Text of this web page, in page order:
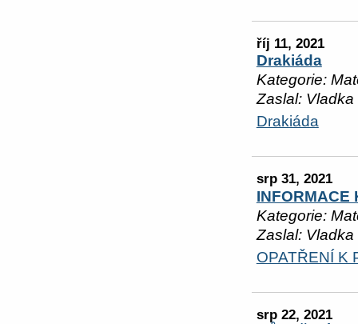
říj 11, 2021
Drakiáda
Kategorie:
Zaslal: Vladka
Drakiáda
srp 31, 2021
INFORMACE
Kategorie:
Zaslal: Vladka
OPATŘENÍ K
srp 22, 2021